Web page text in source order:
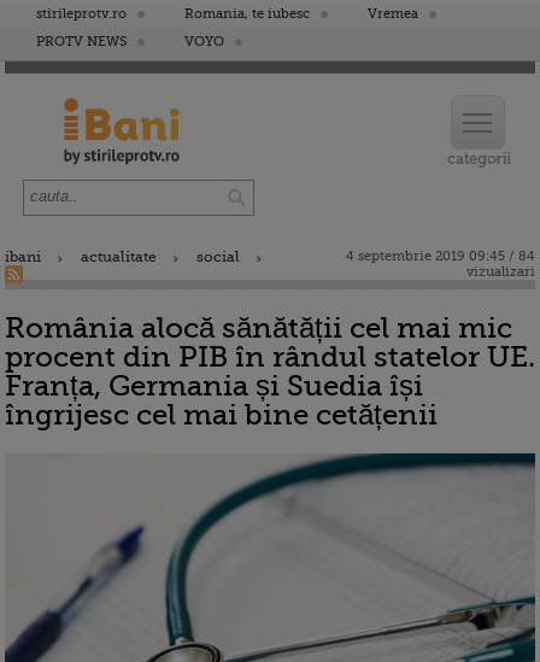
stirileprotv.ro Romania, te iubesc
Vremea
PROTV NEWS
VOYO
ibani actualitate social
4 septembrie 2019 09:45 / 84
vizualizari
România alocă sănătății cel mai mic
procent din PIB în rândul statelor UE.
Franța, Germania și Suedia își
îngrijesc cel mai bine cetățenii